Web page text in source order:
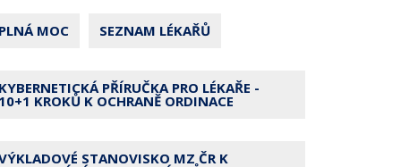
MOC SEZNAM LÉKAŘŮ
PŘÍRUČKA PRO LÉKAŘE -
KROKŮ K OCHRANĚ ORDINACE
STANOVISKO MZ ČR K